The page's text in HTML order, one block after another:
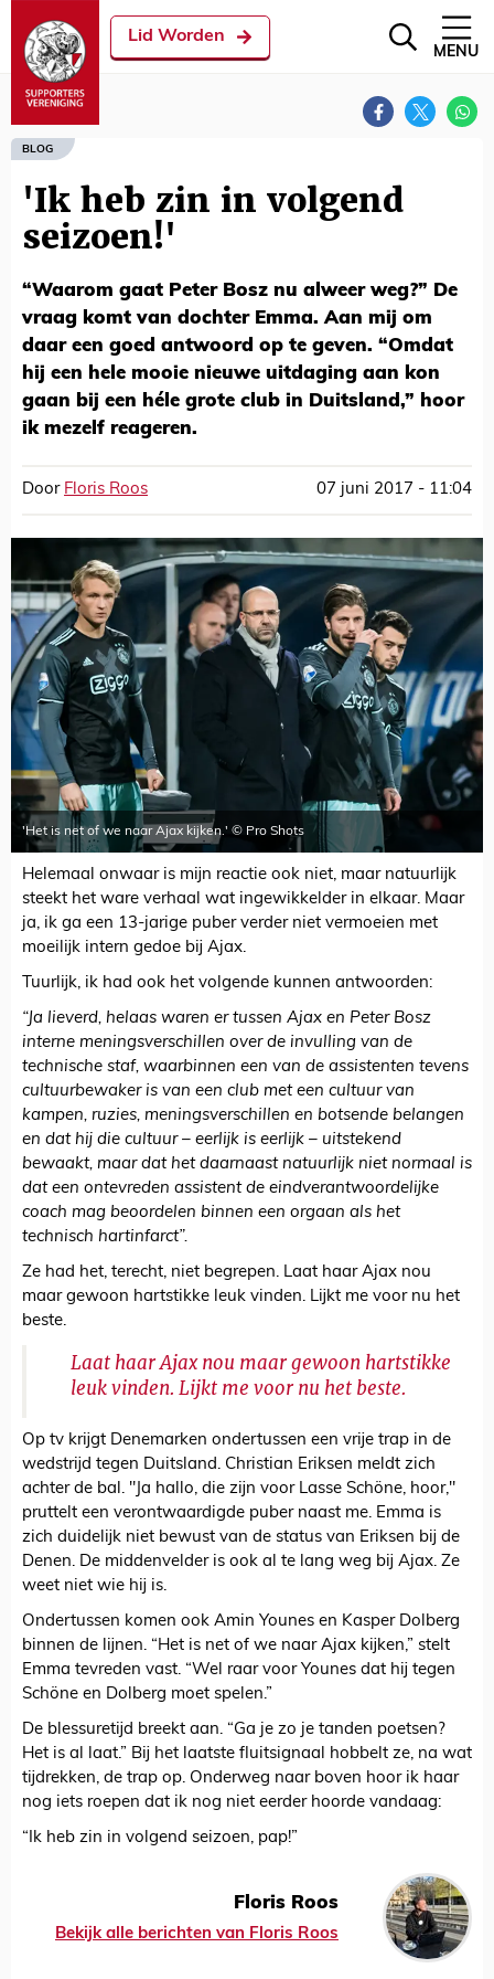
Lid Worden
MENU
BLOG
'Ik heb zin in volgend
seizoen!'
“Waarom gaat Peter Bosz nu alweer weg?” De
vraag komt van dochter Emma. Aan mij om
daar een goed antwoord op te geven. “Omdat
hij een hele mooie nieuwe uitdaging aan kon
gaan bij een héle grote club in Duitsland,” hoor
ik mezelf reageren.
Door Floris Roos 07 juni 2017 - 11:04
'Het is net of we naar Ajax kijken.' © Pro Shots
Helemaal onwaar is mijn reactie ook niet, maar natuurlijk
steekt het ware verhaal wat ingewikkelder in elkaar. Maar
ja, ik ga een 13-jarige puber verder niet vermoeien met
moeilijk intern gedoe bij Ajax.
Tuurlijk, ik had ook het volgende kunnen antwoorden:
“Ja lieverd, helaas waren er tussen Ajax en Peter Bosz
interne meningsverschillen over de invulling van de
technische staf, waarbinnen een van de assistenten tevens
cultuurbewaker is van een club met een cultuur van
kampen, ruzies, meningsverschillen en botsende belangen
en dat hij die cultuur – eerlijk is eerlijk – uitstekend
bewaakt, maar dat het daarnaast natuurlijk niet normaal is
dat een ontevreden assistent de eindverantwoordelijke
coach mag beoordelen binnen een orgaan als het
technisch hartinfarct”.
Ze had het, terecht, niet begrepen. Laat haar Ajax nou
maar gewoon hartstikke leuk vinden. Lijkt me voor nu het
beste.
Laat haar Ajax nou maar gewoon hartstikke
leuk vinden. Lijkt me voor nu het beste.
Op tv krijgt Denemarken ondertussen een vrije trap in de
wedstrijd tegen Duitsland. Christian Eriksen meldt zich
achter de bal. "Ja hallo, die zijn voor Lasse Schöne, hoor,"
pruttelt een verontwaardigde puber naast me. Emma is
zich duidelijk niet bewust van de status van Eriksen bij de
Denen. De middenvelder is ook al te lang weg bij Ajax. Ze
weet niet wie hij is.
Ondertussen komen ook Amin Younes en Kasper Dolberg
binnen de lijnen. “Het is net of we naar Ajax kijken,” stelt
Emma tevreden vast. “Wel raar voor Younes dat hij tegen
Schöne en Dolberg moet spelen.”
De blessuretijd breekt aan. “Ga je zo je tanden poetsen?
Het is al laat.” Bij het laatste fluitsignaal hobbelt ze, na wat
tijdrekken, de trap op. Onderweg naar boven hoor ik haar
nog iets roepen dat ik nog niet eerder hoorde vandaag:
“Ik heb zin in volgend seizoen, pap!”
Floris Roos
Bekijk alle berichten van Floris Roos